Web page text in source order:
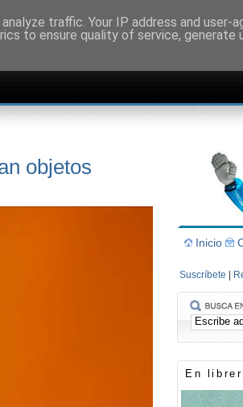
objetos
Inicio
Suscríbete
En
traffic. Your IP address and user-
to ensure quality of service, generate